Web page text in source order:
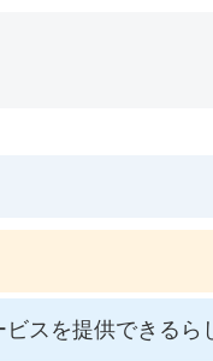
スを提供できるら